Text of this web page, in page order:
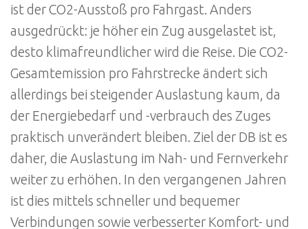
ist der CO2-Ausstoß pro Fahrgast. Anders
ausgedrückt: je höher ein Zug ausgelastet ist,
desto klimafreundlicher wird die Reise. Die CO2-
Gesamtemission pro Fahrstrecke ändert sich
allerdings bei steigender Auslastung kaum, da
der Energiebedarf und -verbrauch des Zuges
praktisch unverändert bleiben. Ziel der DB ist es
daher, die Auslastung im Nah- und Fernverkehr
weiter zu erhöhen. In den vergangenen Jahren
ist dies mittels schneller und bequemer
Verbindungen sowie verbesserter Komfort- und